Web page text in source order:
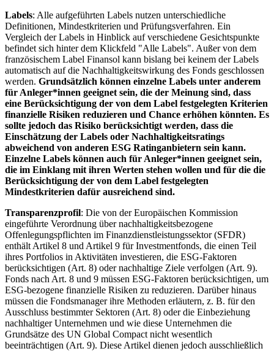
Labels: Alle aufgeführten Labels nutzen unterschiedliche
Definitionen, Mindestkriterien und Prüfungsverfahren. Ein
Vergleich der Labels in Hinblick auf verschiedene Gesichtspunkte
befindet sich hinter dem Klickfeld "Alle Labels". Außer von dem
französischem Label Finansol kann bislang bei keinem der Labels
automatisch auf die Nachhaltigkeitswirkung des Fonds geschlossen
werden. Grundsätzlich können einzelne Labels unter anderem
für Anleger*innen geeignet sein, die der Meinung sind, dass
eine Berücksichtigung der von dem Label festgelegten Kriterien
finanzielle Risiken reduzieren und Chance erhöhen könnten. Es
sollte jedoch das Risiko berücksichtigt werden, dass die
Einschätzung der Labels oder Nachhaltigkeitsratings
abweichend von anderen ESG Ratinganbietern sein kann.
Einzelne Labels können auch für Anleger*innen geeignet sein,
die im Einklang mit ihren Werten stehen wollen und für die die
Berücksichtigung der von dem Label festgelegten
Mindestkriterien dafür ausreichend sind.
Transparenzprofil: Die von der Europäischen Kommission
eingeführte Verordnung über nachhaltigkeitsbezogene
Offenlegungspflichten im Finanzdienstleistungssektor (SFDR)
enthält Artikel 8 und Artikel 9 für Investmentfonds, die einen Teil
ihres Portfolios in Aktivitäten investieren, die ESG-Faktoren
berücksichtigen (Art. 8) oder nachhaltige Ziele verfolgen (Art. 9).
Fonds nach Art. 8 und 9 müssen ESG-Faktoren berücksichtigen, um
ESG-bezogene finanzielle Risiken zu reduzieren. Darüber hinaus
müssen die Fondsmanager ihre Methoden erläutern, z. B. für den
Ausschluss bestimmter Sektoren (Art. 8) oder die Einbeziehung
nachhaltiger Unternehmen und wie diese Unternehmen die
Grundsätze des UN Global Compact nicht wesentlich
beeinträchtigen (Art. 9). Diese Artikel dienen jedoch ausschließlich